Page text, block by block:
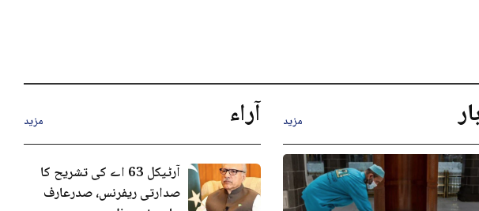
مزید آراء مزید
آرٹیکل 63 اے کی تشریح کا
صدارتی ریفرنس، صدرعارف